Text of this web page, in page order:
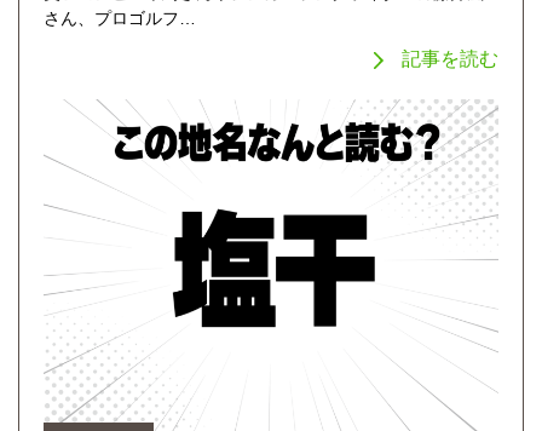
さん、プロゴルフ…
記事を読む